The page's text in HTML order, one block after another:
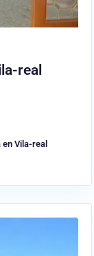
real
Vila-real